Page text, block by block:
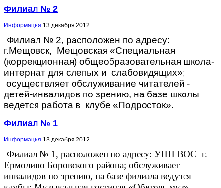
Филиал № 2
Информация 13 декабря 2012
Филиал № 2, расположен по адресу:
г.Мещовск, Мещовская «Специальная
(коррекционная) общеобразовательная школа-
интернат для слепых и слабовидящих»;
осуществляет обслуживание читателей -
детей-инвалидов по зрению, на базе школы
ведется работа в клубе «Подросток».
Филиал № 1
Информация 13 декабря 2012
Филиал № 1, расположен по адресу: УПП ВОС г.
Ермолино Боровского района; обслуживает
инвалидов по зрению, на базе филиала ведутся